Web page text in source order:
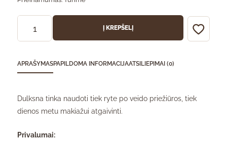
Į KREPŠELĮ
APRAŠYMASPAPILDOMA INFORMACIJAATSILIEPIMAI (0)
Dulksna tinka naudoti tiek ryte po veido priežiūros, tiek
dienos metu makiažui atgaivinti.
Privalumai: